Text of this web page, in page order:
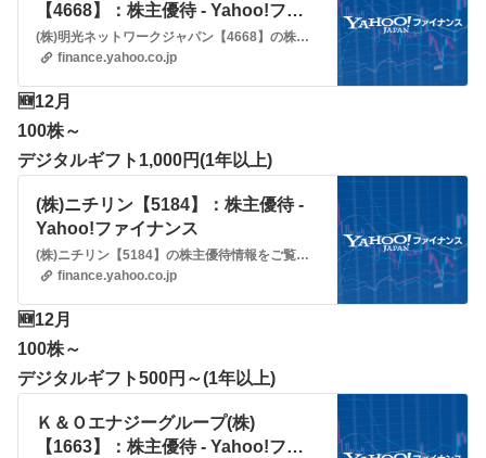
【4668】：株主優待 - Yahoo!ファ
イナンス
(株)明光ネットワークジャパン【4668】の株主優待情報をご覧いただけます。Yahoo!ファイナンスでは株価速報、チャート、ランキング、ポートフォリオ、ニュース、掲示板など投資判断に役立つ情報を掲載しています。
finance.yahoo.co.jp
🆕12月
100株～
デジタルギフト1,000円(1年以上)
(株)ニチリン【5184】：株主優待 -
Yahoo!ファイナンス
(株)ニチリン【5184】の株主優待情報をご覧いただけます。Yahoo!ファイナンスでは株価速報、チャート、ランキング、ポートフォリオ、ニュース、掲示板など投資判断に役立つ情報を掲載しています。
finance.yahoo.co.jp
🆕12月
100株～
デジタルギフト500円～(1年以上)
Ｋ＆Ｏエナジーグループ(株)
【1663】：株主優待 - Yahoo!ファ